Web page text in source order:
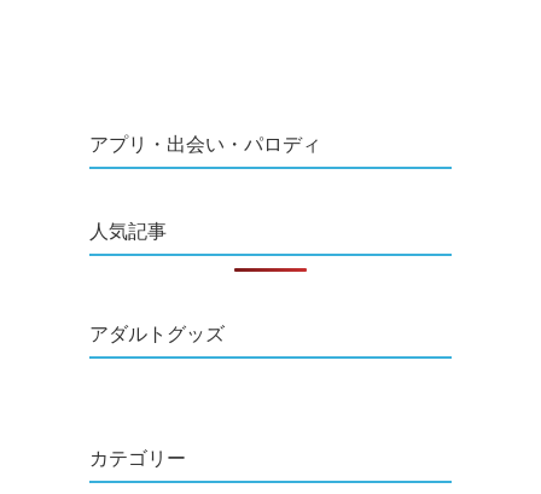
アプリ・出会い・パロディ
人気記事
アダルトグッズ
カテゴリー